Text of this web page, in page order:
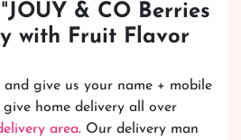
JOUY & CO Berries
with Fruit Flavor
and give us your name + mobile
give home delivery all over
area. Our delivery man